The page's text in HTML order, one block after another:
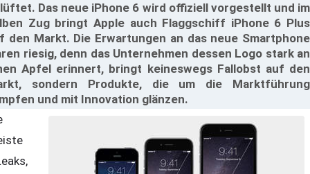
Das neue iPhone 6 wird offiziell vorgestellt und im
Zug bringt Apple auch Flaggschiff iPhone 6 Plus
den Markt. Die Erwartungen an das neue Smartphone
riesig, denn das Unternehmen dessen Logo stark an
Apfel erinnert, bringt keineswegs Fallobst auf den
sondern Produkte, die um die Marktführung
und mit Innovation glänzen.